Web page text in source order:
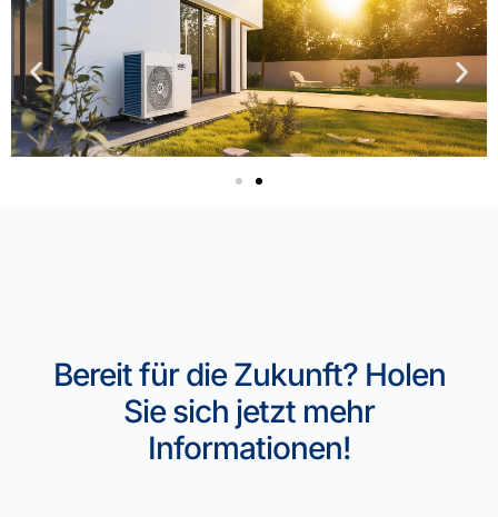
Bereit für die Zukunft? Holen
Sie sich jetzt mehr
Informationen!